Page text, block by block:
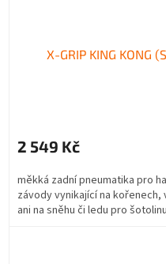
X-GRIP KING KONG
2 549 Kč
měkká zadní pneumatika pro
závody vynikající na
ani na sněhu či ledu pro